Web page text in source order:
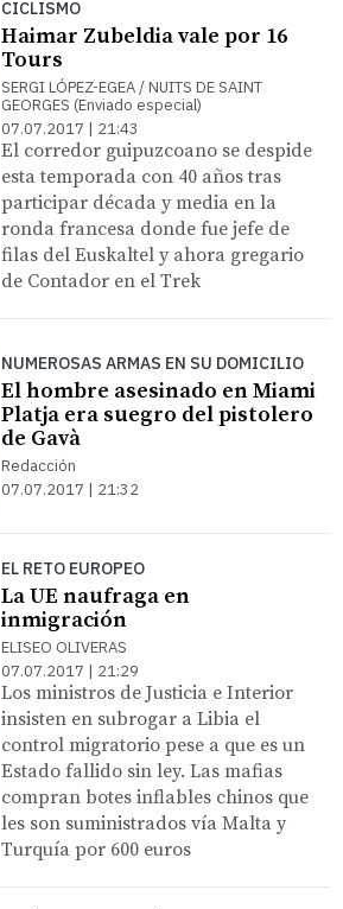
CICLISMO
Haimar Zubeldia vale por 16
Tours
SERGI LÓPEZ-EGEA / NUITS DE SAINT
GEORGES (Enviado especial)
07.07.2017 | 21:43
El corredor guipuzcoano se despide
esta temporada con 40 años tras
participar década y media en la
ronda francesa donde fue jefe de
filas del Euskaltel y ahora gregario
de Contador en el Trek
NUMEROSAS ARMAS EN SU DOMICILIO
El hombre asesinado en Miami
Platja era suegro del pistolero
de Gavà
Redacción
07.07.2017 | 21:32
EL RETO EUROPEO
La UE naufraga en
inmigración
ELISEO OLIVERAS
07.07.2017 | 21:29
Los ministros de Justicia e Interior
insisten en subrogar a Libia el
control migratorio pese a que es un
Estado fallido sin ley. Las mafias
compran botes inflables chinos que
les son suministrados vía Malta y
Turquía por 600 euros